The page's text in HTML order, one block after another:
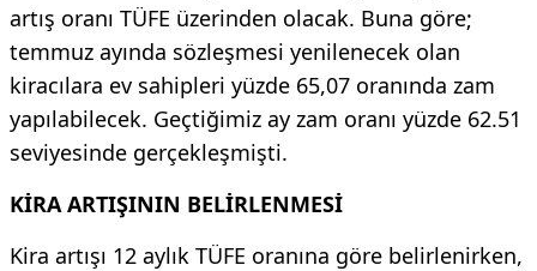
artış oranı TÜFE üzerinden olacak. Buna göre;
temmuz ayında sözleşmesi yenilenecek olan
kiracılara ev sahipleri yüzde 65,07 oranında zam
yapılabilecek. Geçtiğimiz ay zam oranı yüzde 62.51
seviyesinde gerçekleşmişti.
KİRA ARTIŞININ BELİRLENMESİ
Kira artışı 12 aylık TÜFE oranına göre belirlenirken,